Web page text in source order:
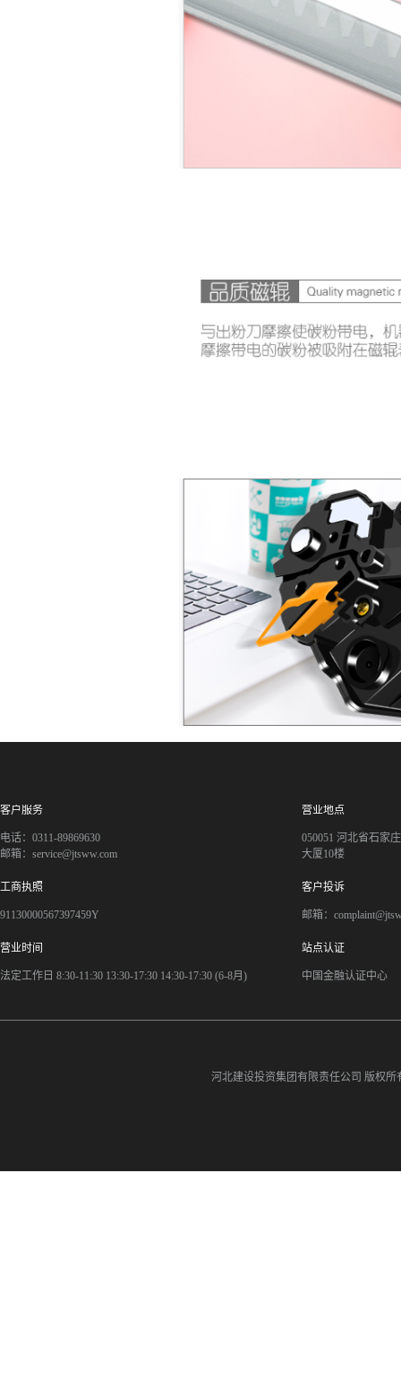
客户服务
电话：0311-89869630
邮箱：service@jtsww.com
营业地点
050051 河北省石家
大厦10楼
工商执照
91130000567397459Y
客户投诉
邮箱：
营业时间
法定工作日 8:30-11:30 13:30-17:30 14:30-17:30 (6-8月)
站点认证
中国金融认证中心
河北建设投资集团有限责任公司 版权所